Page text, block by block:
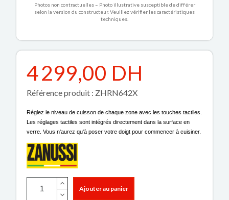
Photos non contractuelles – Photo illustrative susceptible de différer
selon la version du constructeur. Veuillez vérifier les caractéristiques
techniques.
4 299,00 DH
Référence produit : ZHRN642X
Réglez le niveau de cuisson de chaque zone avec les touches tactiles.
Les réglages tactiles sont intégrés directement dans la surface en
verre. Vous n'aurez qu'à poser votre doigt pour commencer à cuisiner.
Ajouter au panier